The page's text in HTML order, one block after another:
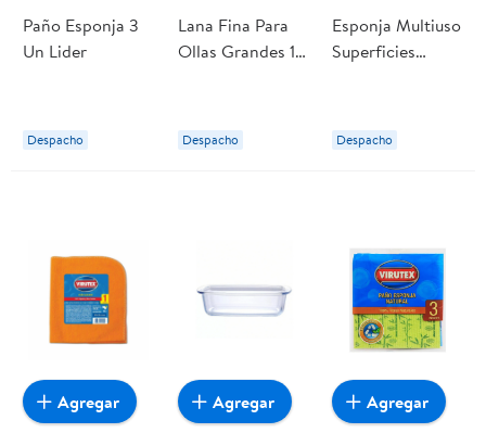
Paño Esponja 3
Un Lider
Despacho
Lana Fina Para
Ollas Grandes 1
Despacho
Esponja Multiuso
Superficies
Despacho
Agregar Agregar Agregar